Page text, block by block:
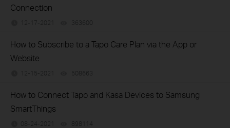
Connection
12-17-2021 363600
How to Subscribe to a Tapo Care Plan via the App or
Website
12-15-2021 508663
How to Connect Tapo and Kasa Devices to Samsung
SmartThings
08-24-2021 898114